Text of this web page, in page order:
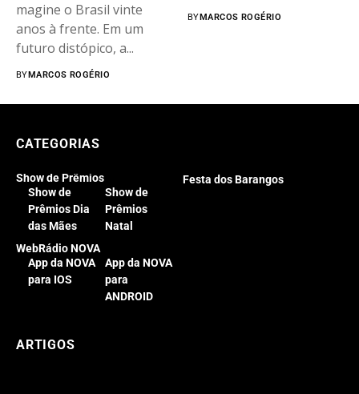
magine o Brasil vinte
anos à frente. Em um
futuro distópico, a...
BYMARCOS ROGÉRIO
BYMARCOS ROGÉRIO
CATEGORIAS
Show de Prêmios
Show de
Prêmios Dia
das Mães
Show de
Prêmios
Natal
Festa dos Barangos
WebRádio NOVA
App da NOVA
para IOS
App da NOVA
para
ANDROID
ARTIGOS